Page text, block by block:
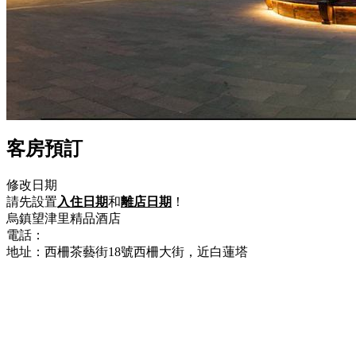
客房預訂
修改日期
請先設置 入住日期和離店日期 ！
烏鎮望津里精品酒店
電話：
地址：西柵茶藝街18號西柵大街，近白蓮塔